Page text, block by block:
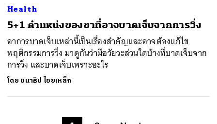
Health
5+1 ตำแหน่งของขาที่อาจบาดเจ็บจากการวิ่ง
อาการบาดเจ็บเหล่านี้เป็นเรื่องสำคัญและอาจต้องแก้ไข
พฤติกรรมการวิ่ง มาดูกันว่ามีอวัยวะส่วนใดบ้างที่บาดเจ็บจาก
การวิ่ง และบาดเจ็บเพราะอะไร
โดย ชนาธิป ไชยเหล็ก